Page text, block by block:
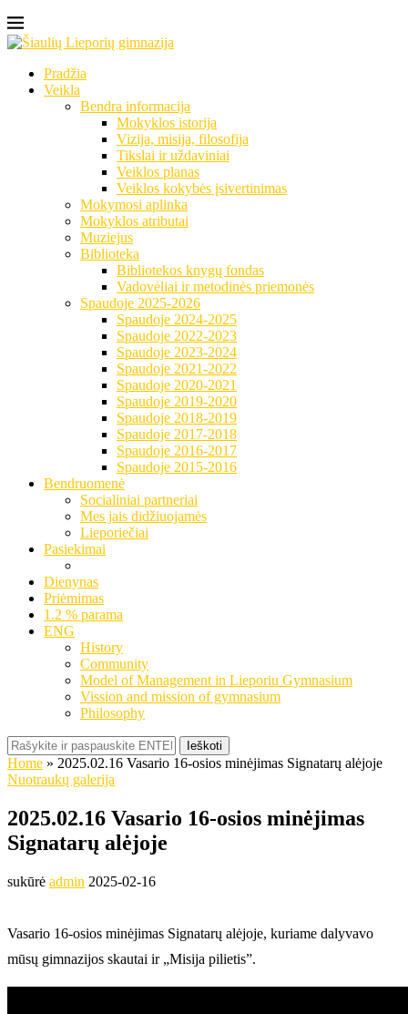
Pradžia
Veikla
Bendra informacija
Mokyklos istorija
Vizija, misija, filosofija
Tikslai ir uždaviniai
Veiklos planas
Veiklos kokybės įsivertinimas
Mokymosi aplinka
Mokyklos atributai
Muziejus
Biblioteka
Bibliotekos knygų fondas
Vadovėliai ir metodinės priemonės
Spaudoje 2025-2026
Spaudoje 2024-2025
Spaudoje 2022-2023
Spaudoje 2023-2024
Spaudoje 2021-2022
Spaudoje 2020-2021
Spaudoje 2019-2020
Spaudoje 2018-2019
Spaudoje 2017-2018
Spaudoje 2016-2017
Spaudoje 2015-2016
Bendruomenė
Socialiniai partneriai
Mes jais didžiuojamės
Lieporiečiai
Pasiekimai
Dienynas
Priėmimas
1.2 % parama
ENG
History
Community
Model of Management in Lieporiu Gymnasium
Vission and mission of gymnasium
Philosophy
Ieškoti
Home » 2025.02.16 Vasario 16-osios minėjimas Signatarų alėjoje
Nuotraukų galerija
2025.02.16 Vasario 16-osios minėjimas
Signatarų alėjoje
sukūrė admin 2025-02-16
Vasario 16-osios minėjimas Signatarų alėjoje, kuriame dalyvavo
mūsų gimnazijos skautai ir „Misija pilietis”.